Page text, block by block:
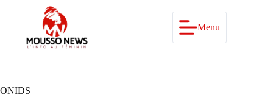
Menu
ONIDS